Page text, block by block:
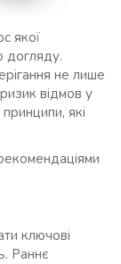
якої
догляду.
не лише
відмов у
які
ключові
Раннє